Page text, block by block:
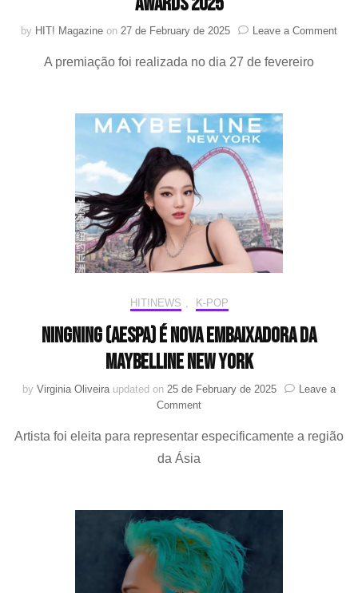
by HIT! Magazine on 27 de February de 2025 Leave a Commenton
A premiação foi realizada no dia 27 de fevereiro
HIT!NEWS K-POP
NINGNING (aespa) é nova embaixadora da
Maybelline New York
by Virginia Oliveira updated on 25 de February de 2025
Leave a
Commenton
(aespa)
New
York
Artista foi eleita para representar especificamente a região
da Ásia